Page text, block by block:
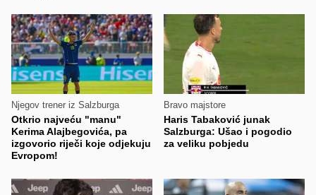
Njegov trener iz Salzburga
Otkrio najveću "manu"
Kerima Alajbegovića, pa
izgovorio riječi koje odjekuju
Evropom!
Bravo majstore
Haris Tabaković junak
Salzburga: Ušao i pogodio
za veliku pobjedu